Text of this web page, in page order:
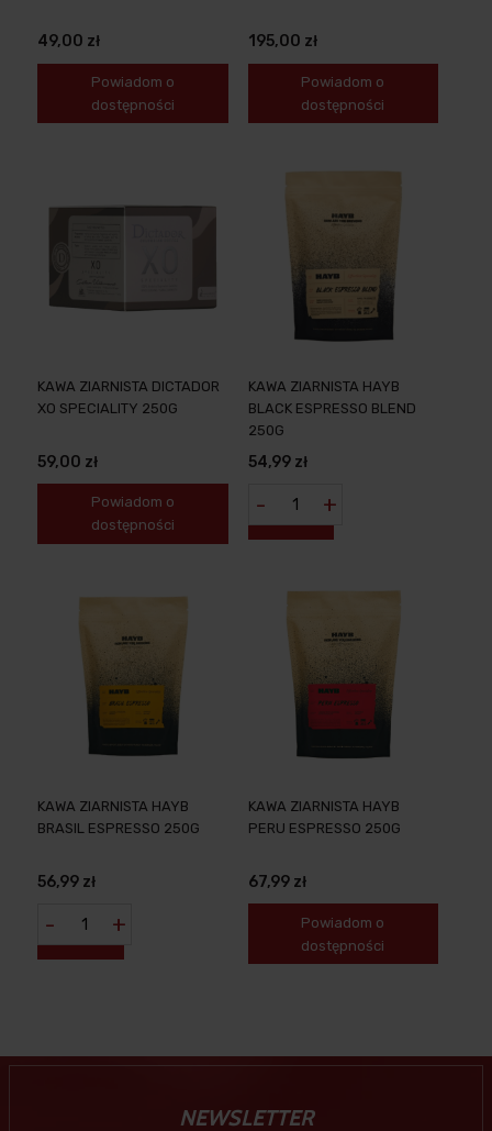
49,00 zł
Powiadom o
dostępności
195,00 zł
Powiadom o
dostępności
KAWA ZIARNISTA DICTADOR
XO SPECIALITY 250G
59,00 zł
Powiadom o
dostępności
KAWA ZIARNISTA HAYB
BLACK ESPRESSO BLEND
250G
54,99 zł
- +
KAWA ZIARNISTA HAYB
BRASIL ESPRESSO 250G
56,99 zł
- +
KAWA ZIARNISTA HAYB
PERU ESPRESSO 250G
67,99 zł
Powiadom o
dostępności
NEWSLETTER